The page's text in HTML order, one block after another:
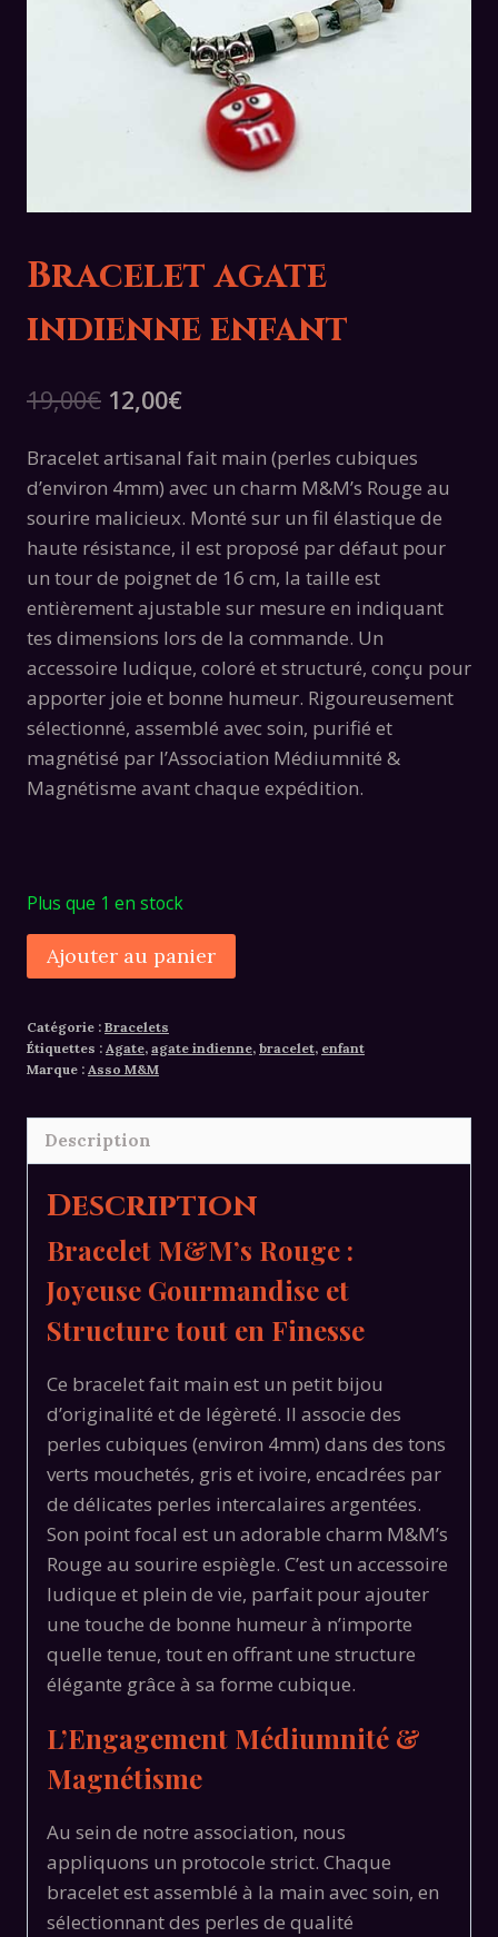
Bracelet agate
indienne enfant
19,00€ Le
initial
était :
19,00€.
12,00€Le
actuel
est :
12,00€.
Bracelet artisanal fait main (perles cubiques
d’environ 4mm) avec un charm M&M’s Rouge au
sourire malicieux. Monté sur un fil élastique de
haute résistance, il est proposé par défaut pour
un tour de poignet de 16 cm, la taille est
entièrement ajustable sur mesure en indiquant
tes dimensions lors de la commande. Un
accessoire ludique, coloré et structuré, conçu pour
apporter joie et bonne humeur. Rigoureusement
sélectionné, assemblé avec soin, purifié et
magnétisé par l’Association Médiumnité &
Magnétisme avant chaque expédition.
Plus que 1 en stock
quantité
de
agate
indienne
Ajouter au panier
Catégorie : Bracelets
Étiquettes : Agate, agate indienne, bracelet, enfant
Marque : Asso M&M
Description
Description
Bracelet M&M’s Rouge :
Joyeuse Gourmandise et
Structure tout en Finesse
Ce bracelet fait main est un petit bijou
d’originalité et de légèreté. Il associe des
perles cubiques (environ 4mm) dans des tons
verts mouchetés, gris et ivoire, encadrées par
de délicates perles intercalaires argentées.
Son point focal est un adorable charm M&M’s
Rouge au sourire espiègle. C’est un accessoire
ludique et plein de vie, parfait pour ajouter
une touche de bonne humeur à n’importe
quelle tenue, tout en offrant une structure
élégante grâce à sa forme cubique.
L’Engagement Médiumnité &
Magnétisme
Au sein de notre association, nous
appliquons un protocole strict. Chaque
bracelet est assemblé à la main avec soin, en
sélectionnant des perles de qualité